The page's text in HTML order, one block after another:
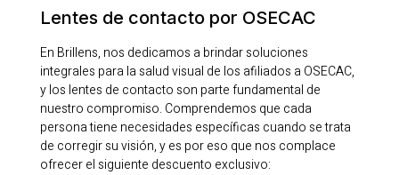
Lentes de contacto por OSECAC
En Brillens, nos dedicamos a brindar soluciones
integrales para la salud visual de los afiliados a OSECAC,
y los lentes de contacto son parte fundamental de
nuestro compromiso. Comprendemos que cada
persona tiene necesidades específicas cuando se trata
de corregir su visión, y es por eso que nos complace
ofrecer el siguiente descuento exclusivo: